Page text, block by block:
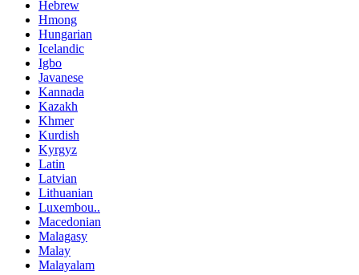
Hebrew
Hmong
Hungarian
Icelandic
Igbo
Javanese
Kannada
Kazakh
Khmer
Kurdish
Kyrgyz
Latin
Latvian
Lithuanian
Luxembou..
Macedonian
Malagasy
Malay
Malayalam